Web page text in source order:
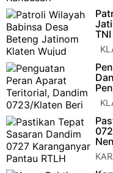
keamanan dan
Desa Randusari Koramil …
melaksanakan patroli
S.H., M.I.P., memberikan